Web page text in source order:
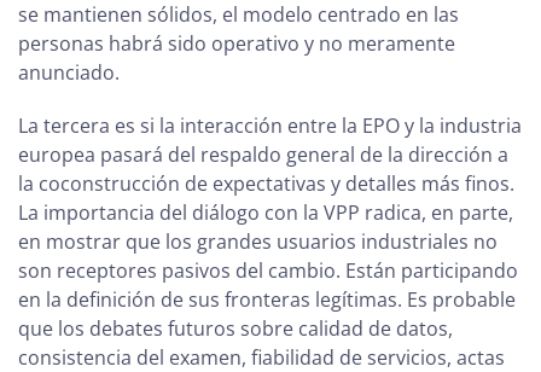
se mantienen sólidos, el modelo centrado en las
personas habrá sido operativo y no meramente
anunciado.
La tercera es si la interacción entre la EPO y la industria
europea pasará del respaldo general de la dirección a
la coconstrucción de expectativas y detalles más finos.
La importancia del diálogo con la VPP radica, en parte,
en mostrar que los grandes usuarios industriales no
son receptores pasivos del cambio. Están participando
en la definición de sus fronteras legítimas. Es probable
que los debates futuros sobre calidad de datos,
consistencia del examen, fiabilidad de servicios, actas